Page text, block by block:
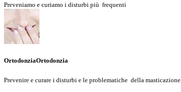
Preveniamo e curiamo i disturbi più frequenti
OrtodonziaOrtodonzia
Prevenire e curare i disturbi e le problematiche della masticazione.